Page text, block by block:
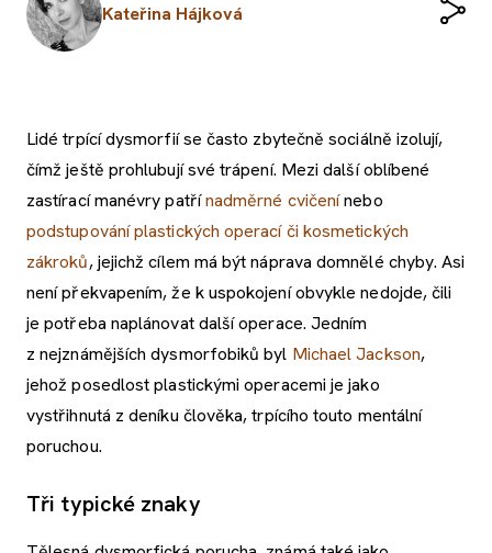
Kateřina Hájková
Lidé trpící dysmorfií se často zbytečně sociálně izolují,
čímž ještě prohlubují své trápení. Mezi další oblíbené
zastírací manévry patřínadměrné cvičenínebo
podstupování plastických operací či kosmetických
zákroků, jejichž cílem má být náprava domnělé chyby. Asi
není překvapením, že k uspokojení obvykle nedojde, čili
je potřeba naplánovat další operace. Jedním
z nejznámějších dysmorfobiků byl Michael Jackson,
jehož posedlost plastickými operacemi je jako
vystřihnutá z deníku člověka, trpícího touto mentální
poruchou.
Tři typické znaky